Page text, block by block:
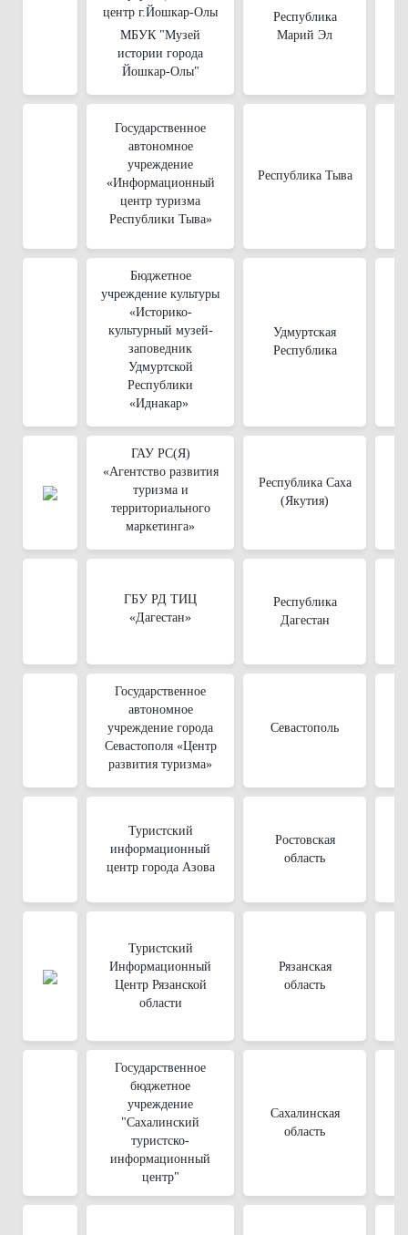
центр г.Йошкар-Олы
МБУК "Музей
истории города
Йошкар-Олы"
Республика
Марий Эл
Государственное
автономное
учреждение
«Информационный
центр туризма
Республики Тыва»
Республика Тыва
Бюджетное
учреждение культуры
«Историко-
культурный музей-
заповедник
Удмуртской
Республики
«Иднакар»
Удмуртская
Республика
ГАУ РС(Я)
«Агентство развития
туризма и
территориального
маркетинга»
Республика Саха
(Якутия)
ГБУ РД ТИЦ
«Дагестан»
Республика
Дагестан
Государственное
автономное
учреждение города
Севастополя «Центр
развития туризма»
Севастополь
Туристский
информационный
центр города Азова
Ростовская
область
Туристский
Информационный
Центр Рязанской
области
Рязанская
область
Государственное
бюджетное
учреждение
"Сахалинский
туристско-
информационный
центр"
Сахалинская
область